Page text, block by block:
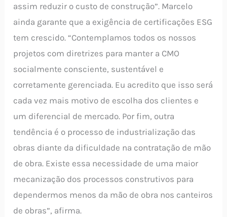
assim reduzir o custo de construção”. Marcelo
ainda garante que a exigência de certificações ESG
tem crescido. “Contemplamos todos os nossos
projetos com diretrizes para manter a CMO
socialmente consciente, sustentável e
corretamente gerenciada. Eu acredito que isso será
cada vez mais motivo de escolha dos clientes e
um diferencial de mercado. Por fim, outra
tendência é o processo de industrialização das
obras diante da dificuldade na contratação de mão
de obra. Existe essa necessidade de uma maior
mecanização dos processos construtivos para
dependermos menos da mão de obra nos canteiros
de obras”, afirma.